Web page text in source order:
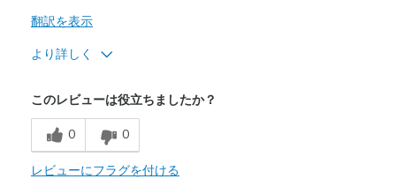
翻訳を表示
より詳しく
Sizing
Feels half size too big
View On Shoes
このレビューは役立ちましたか？
0 0
レビューにフラグを付ける